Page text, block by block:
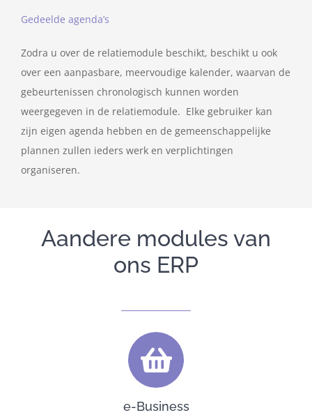
Gedeelde agenda’s
Zodra u over de relatiemodule beschikt, beschikt u ook
over een aanpasbare, meervoudige kalender, waarvan de
gebeurtenissen chronologisch kunnen worden
weergegeven in de relatiemodule. Elke gebruiker kan
zijn eigen agenda hebben en de gemeenschappelijke
plannen zullen ieders werk en verplichtingen
organiseren.
Aandere modules van
ons ERP
e-Business